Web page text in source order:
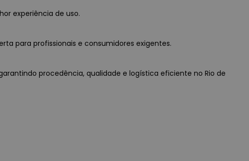
experiência de uso.
para profissionais e consumidores exigentes.
garantindo procedência, qualidade e logística eficiente no Rio de